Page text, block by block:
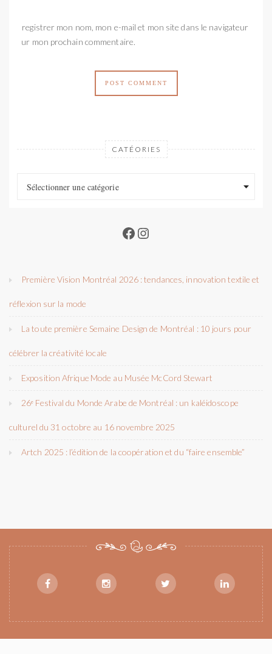
Enregistrer mon nom, mon e-mail et mon site dans le navigateur
pour mon prochain commentaire.
CATÉORIES
Sélectionner une catégorie
Facebook
Instagram
Première Vision Montréal 2026 : tendances, innovation textile et
réflexion sur la mode
La toute première Semaine Design de Montréal : 10 jours pour
célébrer la créativité locale
Exposition Afrique Mode au Musée McCord Stewart
26ᵉ Festival du Monde Arabe de Montréal : un kaléidoscope
culturel du 31 octobre au 16 novembre 2025
Artch 2025 : l’édition de la coopération et du “faire ensemble”